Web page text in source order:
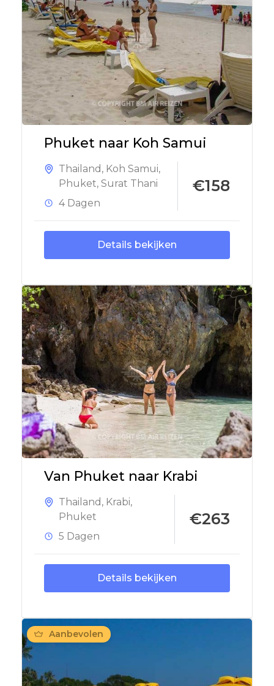
Phuket naar Koh Samui
Thailand , Koh Samui,
Phuket, Surat Thani
4 Dagen
€158
Details bekijken
Van Phuket naar Krabi
Thailand , Krabi,
Phuket
5 Dagen
€263
Details bekijken
Aanbevolen